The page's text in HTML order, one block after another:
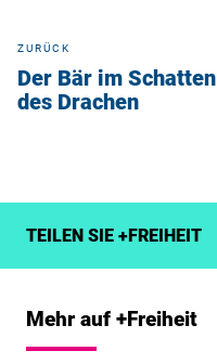
ZURÜCK
Der Bär im Schatten
des Drachen
TEILEN SIE +FREIHEIT
Mehr auf +Freiheit